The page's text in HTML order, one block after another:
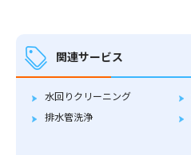
関連サービス
水回りクリーニング
排水管洗浄